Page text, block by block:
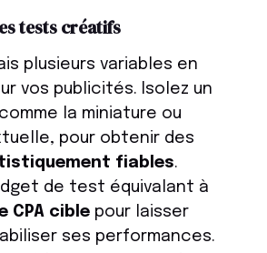
tests créatifs
plusieurs variables en
vos publicités. Isolez un
la miniature ou
pour obtenir des
fiables.
de test équivalant à
CPA cible pour laisser
ses performances.